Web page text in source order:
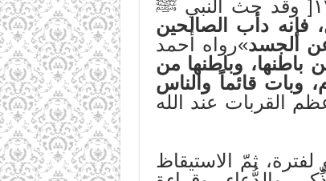
تَعۡلَمُ نَفۡسٞ مَّآ أُخۡفِيَ لَهُم مِّن قُرَّةِ أَعۡيُنٖ جَزَآءَۢ بِمَا كَانُواْ يَعۡمَلُونَ ١٧[ وقد حث النبي ﷺ
فإنه دأب الصالحين
عن الجسد»رواه أحمد
وباطنها من
وبات قائماً والناس
القربات عند الله
ثمّ الاستيقاظ